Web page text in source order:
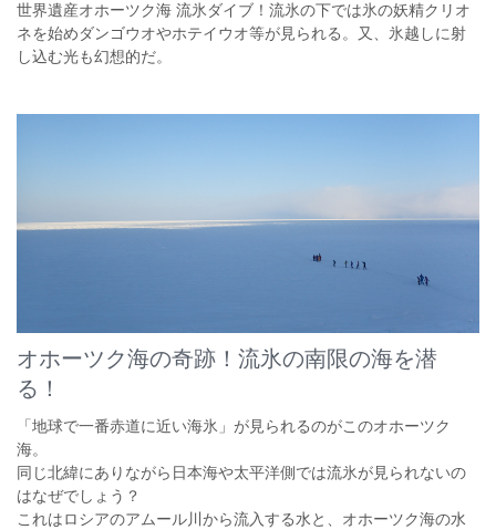
世界遺産オホーツク海 流氷ダイブ！流氷の下では氷の妖精クリオ
ネを始めダンゴウオやホテイウオ等が見られる。又、氷越しに射
し込む光も幻想的だ。
オホーツク海の奇跡！流氷の南限の海を潜
る！
「地球で一番赤道に近い海氷」が見られるのがこのオホーツク
海。
同じ北緯にありながら日本海や太平洋側では流氷が見られないの
はなぜでしょう？
これはロシアのアムール川から流入する水と、オホーツク海の水